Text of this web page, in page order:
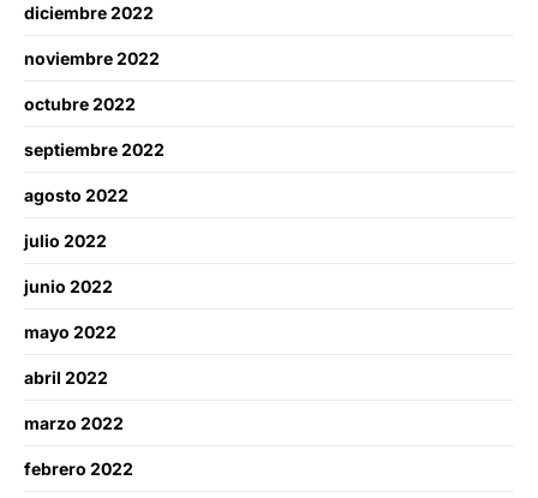
diciembre 2022
noviembre 2022
octubre 2022
septiembre 2022
agosto 2022
julio 2022
junio 2022
mayo 2022
abril 2022
marzo 2022
febrero 2022